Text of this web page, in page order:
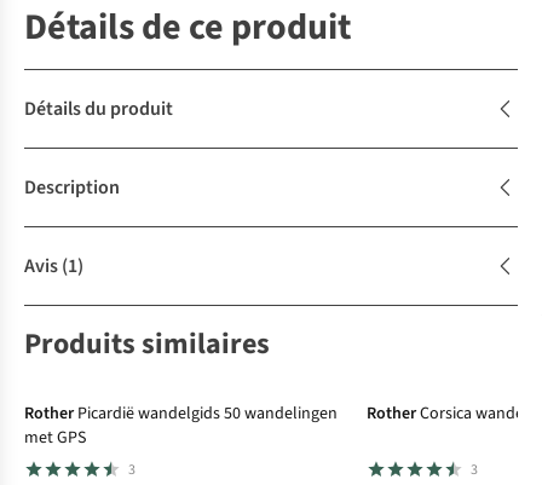
Détails de ce produit
Détails du produit
Description
Avis(1)
Produits similaires
Rother Picardië wandelgids 50 wandelingen
met GPS
3
RotherCorsica
3